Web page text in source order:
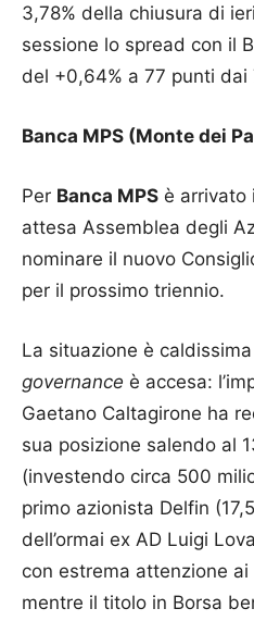
3,78% della chiusura di
sessione lo spread con il
del +0,64% a 77 punti
Banca MPS (Monte dei
Per Banca MPS è arrivato
attesa Assemblea degli
nominare il nuovo
per il prossimo triennio.
La situazione è
governance è accesa:
Gaetano Caltagirone ha
sua posizione salendo al
(investendo circa 500
primo azionista Delfin
dell’ormai ex AD Luigi
con estrema attenzione
mentre il titolo in Borsa